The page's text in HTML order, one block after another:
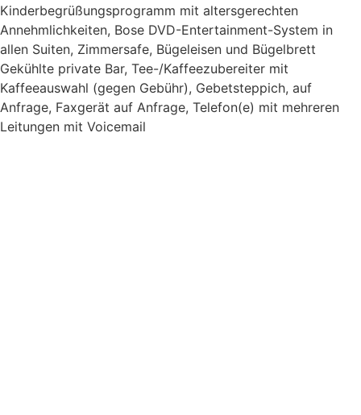
Kinderbegrüßungsprogramm mit altersgerechten
Annehmlichkeiten, Bose DVD-Entertainment-System in
allen Suiten, Zimmersafe, Bügeleisen und Bügelbrett
Gekühlte private Bar, Tee-/Kaffeezubereiter mit
Kaffeeauswahl (gegen Gebühr), Gebetsteppich, auf
Anfrage, Faxgerät auf Anfrage, Telefon(e) mit mehreren
Leitungen mit Voicemail